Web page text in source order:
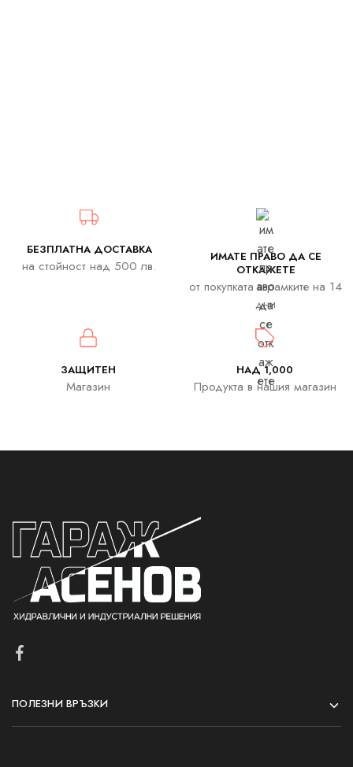
БЕЗПЛАТНА ДОСТАВКА
на стойност над 500 лв.
ИМАТЕ ПРАВО ДА СЕ
ОТКАЖЕТЕ
от покупката в рамките на 14
дни
ЗАЩИТЕН
Магазин
НАД 1,000
Продукта в нашия магазин
ПОЛЕЗНИ ВРЪЗКИ